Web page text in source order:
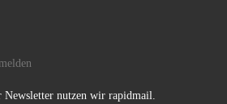
Newsletter nutzen wir rapidmail.